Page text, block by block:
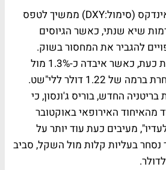
בשוקי המט"ח, הדולר אינדקס (סימול:DXY) ממשיך לטפס
שיא שנתי, כאשר הגיוסים
להגביר את המחסור בשוק.
הלי"שט הבריטית בולטת כעת, כאשר איבדה כ-1.3% מול
המטבע האמריקני, ונסחרת ברמה של 1.22 דולר ללי"שט.
החדש, בוריס ג'ונסון, כי
מהאיחוד האירופאי באוקטובר
מעיבים כעת עוד יותר על
בעליות קלות מול השקל, סביב